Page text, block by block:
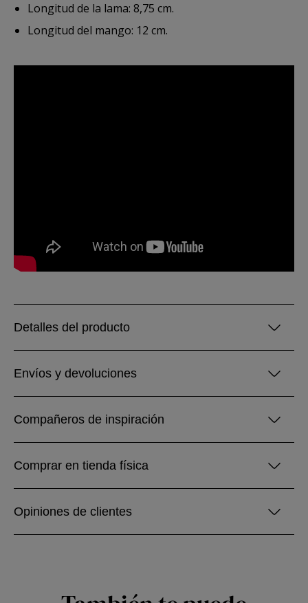
Longitud de la lama: 8,75 cm.
Longitud del mango: 12 cm.
Detalles del producto
Envíos y devoluciones
Compañeros de inspiración
Comprar en tienda física
Opiniones de clientes